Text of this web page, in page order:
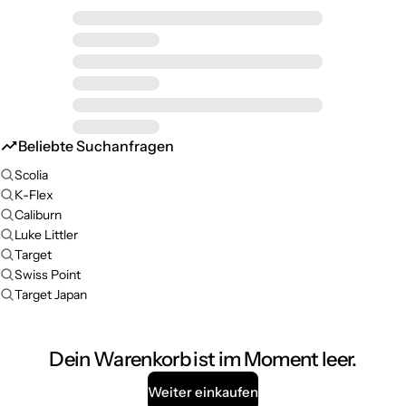
Beliebte Suchanfragen
Scolia
K-Flex
Caliburn
Luke Littler
Target
Swiss Point
Target Japan
Dein Warenkorb ist im Moment leer.
Weiter einkaufen